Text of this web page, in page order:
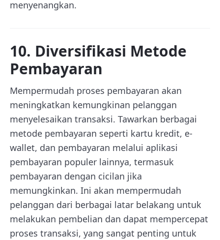
menyenangkan.
10. Diversifikasi Metode
Pembayaran
Mempermudah proses pembayaran akan
meningkatkan kemungkinan pelanggan
menyelesaikan transaksi. Tawarkan berbagai
metode pembayaran seperti kartu kredit, e-
wallet, dan pembayaran melalui aplikasi
pembayaran populer lainnya, termasuk
pembayaran dengan cicilan jika
memungkinkan. Ini akan mempermudah
pelanggan dari berbagai latar belakang untuk
melakukan pembelian dan dapat mempercepat
proses transaksi, yang sangat penting untuk